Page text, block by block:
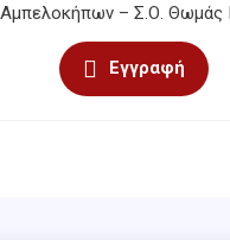
– Σ.Ο. Θωμάς
Εγγραφή